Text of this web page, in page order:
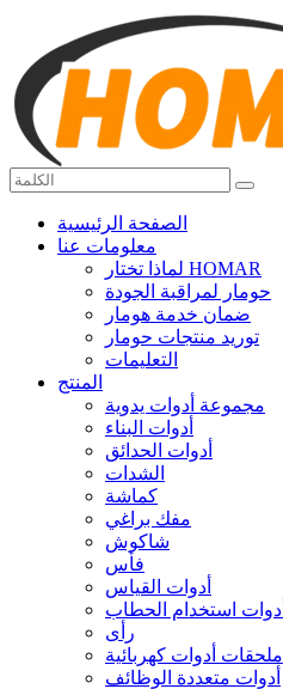
الصفحة الرئيسية
معلومات عنا
لماذا تختار HOMAR
حومار لمراقبة الجودة
ضمان خدمة هومار
توريد منتجات حومار
التعليمات
المنتج
مجموعة أدوات يدوية
أدوات البناء
أدوات الحدائق
الشدات
كماشة
مفك براغي
شاكوش
فأس
أدوات القياس
أدوات استخدام الحطاب
رأى
ملحقات أدوات كهربائية
أدوات متعددة الوظائف